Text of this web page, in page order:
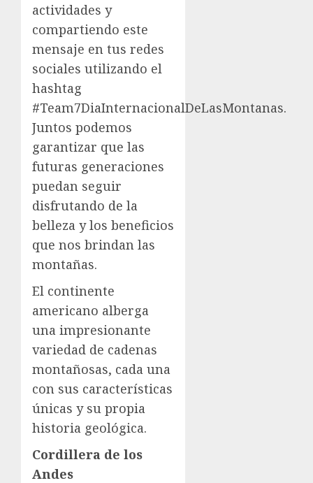
actividades y
compartiendo este
mensaje en tus redes
sociales utilizando el
hashtag
#Team7DiaInternacionalDeLasMontanas.
Juntos podemos
garantizar que las
futuras generaciones
puedan seguir
disfrutando de la
belleza y los beneficios
que nos brindan las
montañas.
El continente
americano alberga
una impresionante
variedad de cadenas
montañosas, cada una
con sus características
únicas y su propia
historia geológica.
Cordillera de los
Andes